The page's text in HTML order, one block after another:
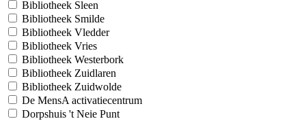
Bibliotheek Sleen
Bibliotheek Smilde
Bibliotheek Vledder
Bibliotheek Vries
Bibliotheek Westerbork
Bibliotheek Zuidlaren
Bibliotheek Zuidwolde
De MensA activatiecentrum
Dorpshuis 't Neie Punt